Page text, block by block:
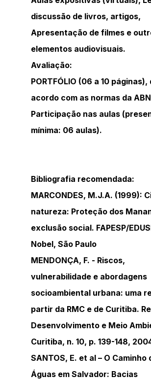
discussão de livros, artigos,
Apresentação de filmes e
elementos audiovisuais.
Avaliação:
PORTFÓLIO (06 a 10 páginas),
acordo com as normas da
Participação nas aulas
mínima: 06 aulas).
Bibliografia recomendada:
MARCONDES, M.J.A. (1999):
natureza: Proteção dos
exclusão social. FAPESP/
Nobel, São Paulo
MENDONÇA, F. - Riscos,
vulnerabilidade e abordagens
socioambiental urbana: uma
partir da RMC e de Curitiba.
Desenvolvimento e Meio
Curitiba, n. 10, p. 139-148,
SANTOS, E. et al – O Caminho
Águas em Salvador: Bacias